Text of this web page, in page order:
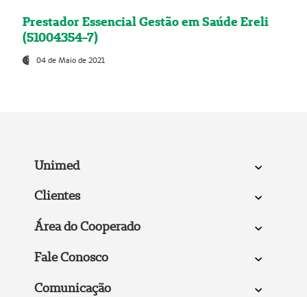
Prestador Essencial Gestão em Saúde Ereli
(51004354-7)
04 de Maio de 2021
Unimed
Clientes
Área do Cooperado
Fale Conosco
Comunicação